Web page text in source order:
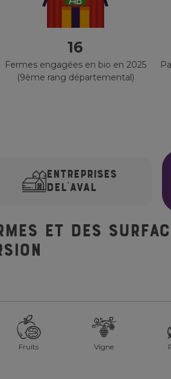
16
Fermes engagées en bio en 2025
(9ème rang départemental)
ENTREPRISES
DEL'AVAL
et des
Fruits Vigne